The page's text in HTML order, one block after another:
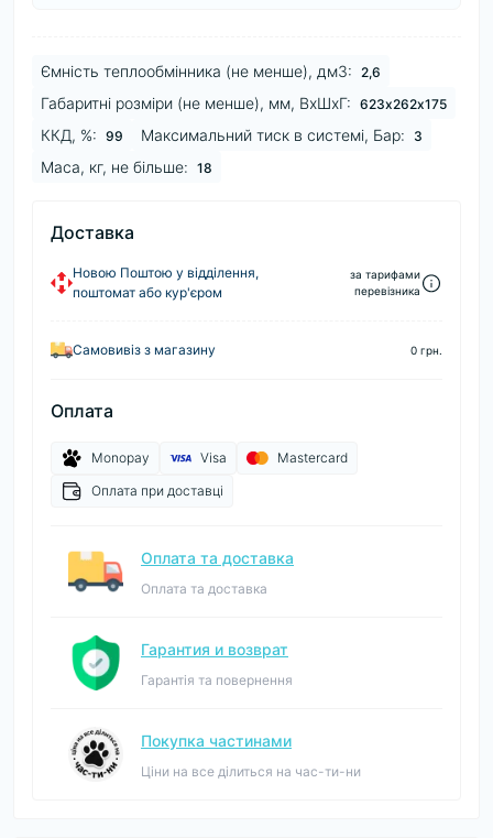
Ємність теплообмінника (не менше), дм3: 2,6
Габаритні розміри (не менше), мм, ВхШхГ: 623х262х175
ККД, %: 99 Максимальний тиск в системі, Бар: 3
Маса, кг, не більше: 18
Доставка
Новою Поштою у відділення,
поштомат або кур'єром
за тарифами
перевізника
Самовивіз з магазину 0 грн.
Оплата
Monopay Visa
Mastercard
Оплата при доставці
Оплата та доставка
Оплата та доставка
Гарантия и возврат
Гарантія та повернення
Покупка частинами
Ціни на все ділиться на час-ти-ни